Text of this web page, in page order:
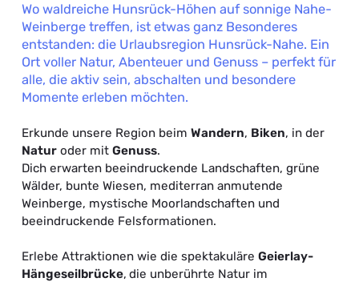
Wo waldreiche Hunsrück-Höhen auf sonnige Nahe-
Weinberge treffen, ist etwas ganz Besonderes
entstanden: die Urlaubsregion Hunsrück-Nahe. Ein
Ort voller Natur, Abenteuer und Genuss – perfekt für
alle, die aktiv sein, abschalten und besondere
Momente erleben möchten.
Erkunde unsere Region beimWandern, Biken, in der
Natur oder mitGenuss.
Dich erwarten beeindruckende Landschaften, grüne
Wälder, bunte Wiesen, mediterran anmutende
Weinberge, mystische Moorlandschaften und
beeindruckende Felsformationen.
Erlebe Attraktionen wie die spektakuläreGeierlay-
Hängeseilbrücke, die unberührte Natur im